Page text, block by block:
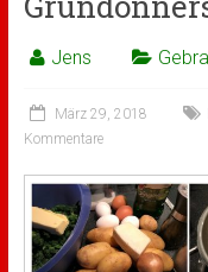
Jens
März 29, 2018
Kommentare